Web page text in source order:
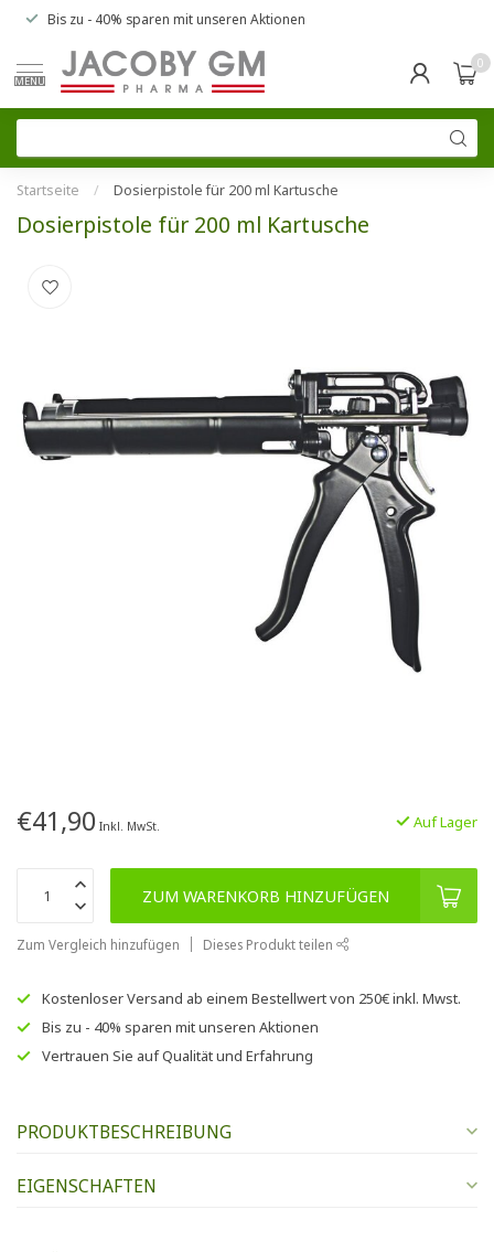
Bis zu - 40% sparen mit unseren Aktionen
MENU
0
Startseite / Dosierpistole für 200 ml Kartusche
Dosierpistole für 200 ml Kartusche
€41,90 Inkl. MwSt. Auf Lager
ZUM WARENKORB HINZUFÜGEN
Zum Vergleich hinzufügen Dieses Produkt teilen
Kostenloser Versand ab einem Bestellwert von 250€inkl. Mwst.
Bis zu - 40% sparen mit unseren Aktionen
Vertrauen Sie aufQualität und Erfahrung
PRODUKTBESCHREIBUNG
EIGENSCHAFTEN